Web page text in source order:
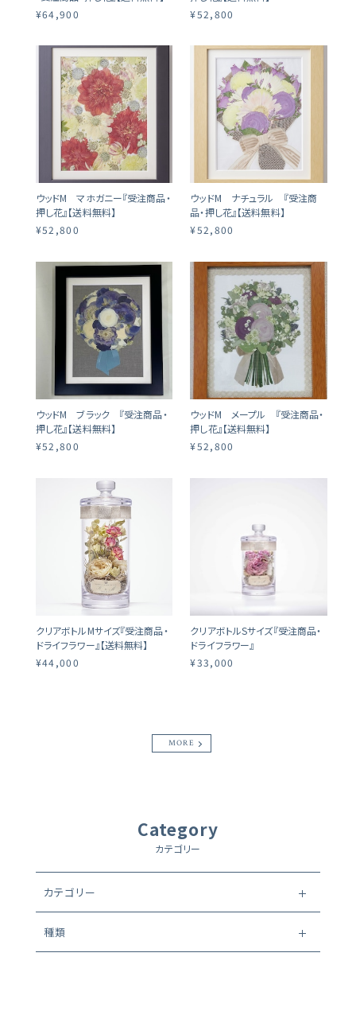
¥64,900
¥52,800
ウッドM マホガニー『受注商品・
押し花』【送料無料】
¥52,800
ウッドM ナチュラル 『受注商
品・押し花』【送料無料】
¥52,800
ウッドM ブラック 『受注商品・
押し花』【送料無料】
¥52,800
ウッドM メープル 『受注商品・
押し花』【送料無料】
¥52,800
クリアボトルMサイズ『受注商品・
ドライフラワー』【送料無料】
¥44,000
クリアボトルSサイズ『受注商品・
ドライフラワー』
¥33,000
MORE
Category
カテゴリー
カテゴリー
種類